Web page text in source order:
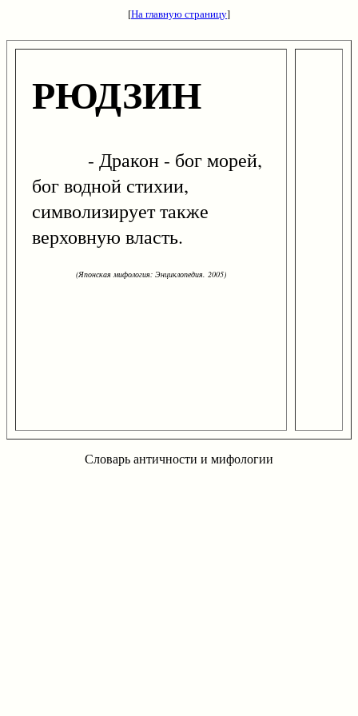
[На главную страницу]
РЮДЗИН
- Дракон - бог морей,
бог водной стихии,
символизирует также
верховную власть.
(Японская мифология: Энциклопедия. 2005)
Словарь античности и мифологии